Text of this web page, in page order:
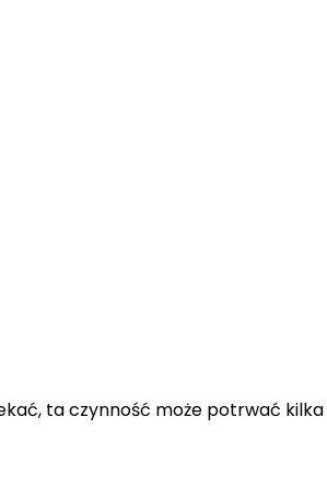
ta czynność może potrwać kilka